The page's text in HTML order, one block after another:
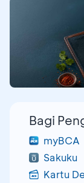
Bagi
myBCA
Sakuku
Kartu